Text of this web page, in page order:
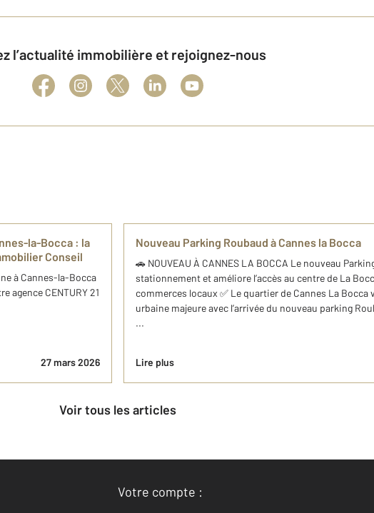
l’actualité immobilière et rejoignez-nous
la-Bocca : ​la
Conseil
à Cannes-la-Bocca
agence CENTURY 21
27 mars 2026
Nouveau Parking Roubaud à Cannes la Bocca
🚗 NOUVEAU À CANNES LA BOCCA Le nouveau
stationnement et améliore l’accès au centre de La
commerces locaux ✅ Le quartier de Cannes La
urbaine majeure avec l’arrivée du nouveau parking
...
Lire plus
Voir tous les articles
Votre compte :